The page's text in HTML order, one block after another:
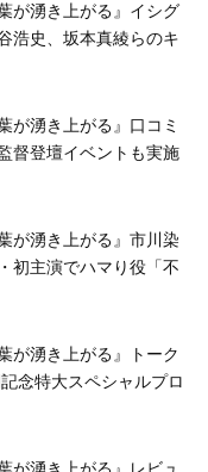
が湧き上がる』イシグ
浩史、坂本真綾らのキ
が湧き上がる』口コミ
督登壇イベントも実施
が湧き上がる』市川染
初主演でハマり役「不
が湧き上がる』トーク
念特⼤スペシャルプロ